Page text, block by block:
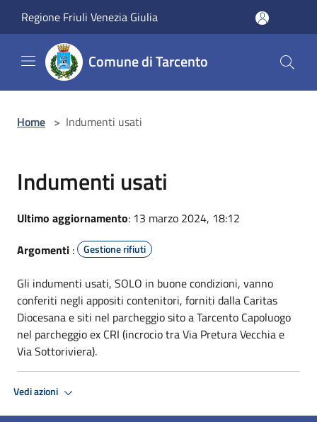
Regione Friuli Venezia Giulia
Comune di Tarcento
Home > Indumenti usati
Indumenti usati
Ultimo aggiornamento: 13 marzo 2024, 18:12
Argomenti : Gestione rifiuti
Gli indumenti usati, SOLO in buone condizioni, vanno
conferiti negli appositi contenitori, forniti dalla Caritas
Diocesana e siti nel parcheggio sito a Tarcento Capoluogo
nel parcheggio ex CRI (incrocio tra Via Pretura Vecchia e
Via Sottoriviera).
Vedi azioni